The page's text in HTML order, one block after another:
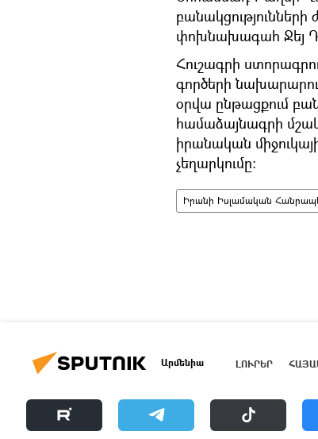
փոխնախագահ Ջեյ
Հուշագրի
գործերի
օրվա ընթացքում
համաձայնագրի
իրանական
չեղարկումը։
Իրանի Իսլամական
Արմենիա ԼՈՒՐԵՐ